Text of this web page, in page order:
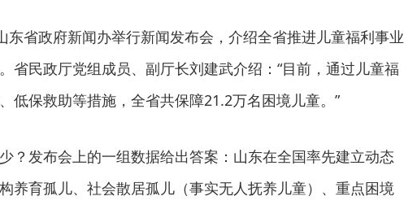
东省政府新闻办举行新闻发布会，介绍全省推进儿童福利事业
省民政厅党组成员、副厅长刘建武介绍：“目前，通过儿童福
低保救助等措施，全省共保障21.2万名困境儿童。”
？发布会上的一组数据给出答案：山东在全国率先建立动态
养育孤儿、社会散居孤儿（事实无人抚养儿童）、重点困境